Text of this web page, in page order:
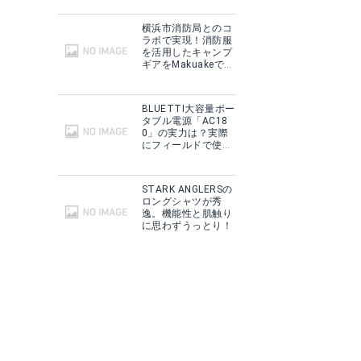
横浜市消防局とのコ
ラボで実現！消防服
を活用したキャンプ
ギアをMakuakeで予
BLUETTI大容量ポー
タブル電源「AC18
0」の実力は？実際
にフィールドで使用
STARK ANGLERSの
ロングシャツが秀
逸。機能性と肌触り
に思わずうっとり！